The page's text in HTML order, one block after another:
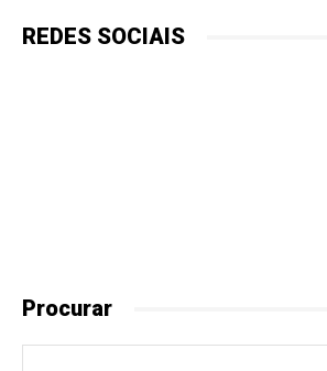
REDES SOCIAIS
Procurar